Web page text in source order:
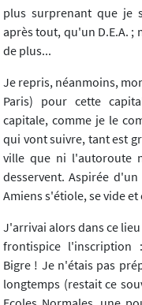
plus surprenant que je
après tout, qu'un D.E.A. ;
de plus...
Je repris, néanmoins,
Paris) pour cette
capitale, comme je le
qui vont suivre, tant est
ville que ni l'autoroute
desservent. Aspirée
Amiens s'étiole, se vide
J'arrivai alors dans ce
frontispice l'inscription
Bigre ! Je n'étais pas
longtemps (restait ce